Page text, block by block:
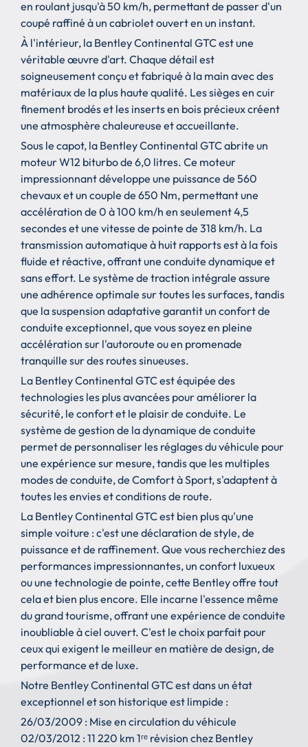
en roulant jusqu'à 50 km/h, permettant de passer d'un
coupé raffiné à un cabriolet ouvert en un instant.
À l'intérieur, la Bentley Continental GTC est une
véritable œuvre d'art. Chaque détail est
soigneusement conçu et fabriqué à la main avec des
matériaux de la plus haute qualité. Les sièges en cuir
finement brodés et les inserts en bois précieux créent
une atmosphère chaleureuse et accueillante.
Sous le capot, la Bentley Continental GTC abrite un
moteur W12 biturbo de 6,0 litres. Ce moteur
impressionnant développe une puissance de 560
chevaux et un couple de 650 Nm, permettant une
accélération de 0 à 100 km/h en seulement 4,5
secondes et une vitesse de pointe de 318 km/h. La
transmission automatique à huit rapports est à la fois
fluide et réactive, offrant une conduite dynamique et
sans effort. Le système de traction intégrale assure
une adhérence optimale sur toutes les surfaces, tandis
que la suspension adaptative garantit un confort de
conduite exceptionnel, que vous soyez en pleine
accélération sur l'autoroute ou en promenade
tranquille sur des routes sinueuses.
La Bentley Continental GTC est équipée des
technologies les plus avancées pour améliorer la
sécurité, le confort et le plaisir de conduite. Le
système de gestion de la dynamique de conduite
permet de personnaliser les réglages du véhicule pour
une expérience sur mesure, tandis que les multiples
modes de conduite, de Comfort à Sport, s'adaptent à
toutes les envies et conditions de route.
La Bentley Continental GTC est bien plus qu'une
simple voiture : c'est une déclaration de style, de
puissance et de raffinement. Que vous recherchiez des
performances impressionnantes, un confort luxueux
ou une technologie de pointe, cette Bentley offre tout
cela et bien plus encore. Elle incarne l'essence même
du grand tourisme, offrant une expérience de conduite
inoubliable à ciel ouvert. C'est le choix parfait pour
ceux qui exigent le meilleur en matière de design, de
performance et de luxe.
Notre Bentley Continental GTC est dans un état
exceptionnel et son historique est limpide :
26/03/2009 : Mise en circulation du véhicule
02/03/2012 : 11 220 km 1ʳᵉ révision chez Bentley